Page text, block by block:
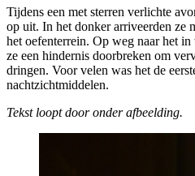
Tijdens een met sterren verlichte
op uit. In het donker arriveerden ze
het oefenterrein. Op weg naar het in
ze een hindernis doorbreken om
dringen. Voor velen was het de
nachtzichtmiddelen.
Tekst loopt door onder afbeelding.